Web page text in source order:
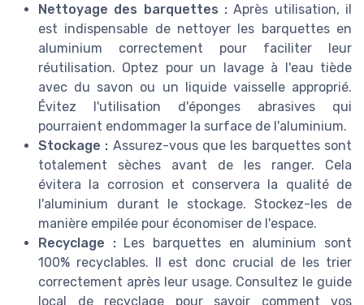
Nettoyage des barquettes : Après utilisation, il
est indispensable de nettoyer les barquettes en
aluminium correctement pour faciliter leur
réutilisation. Optez pour un lavage à l'eau tiède
avec du savon ou un liquide vaisselle approprié.
Évitez l'utilisation d'éponges abrasives qui
pourraient endommager la surface de l'aluminium.
Stockage : Assurez-vous que les barquettes sont
totalement sèches avant de les ranger. Cela
évitera la corrosion et conservera la qualité de
l'aluminium durant le stockage. Stockez-les de
manière empilée pour économiser de l'espace.
Recyclage :Les barquettes en aluminium sont
100% recyclables. Il est donc crucial de les trier
correctement après leur usage. Consultez le guide
local de recyclage pour savoir comment vos